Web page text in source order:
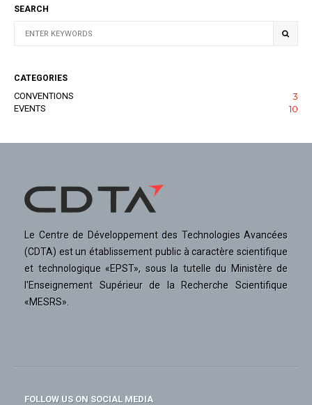
SEARCH
CATEGORIES
CONVENTIONS 3
EVENTS 10
Le Centre de Développement des Technologies Avancées
(CDTA) est un établissement public à caractère scientifique
et technologique «EPST», sous la tutelle du Ministère de
l'Enseignement Supérieur de la Recherche Scientifique
«MESRS».
FOLLOW US ON SOCIAL MEDIA